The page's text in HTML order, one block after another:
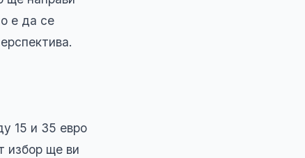
е да се
15 и 35 евро
избор ще ви